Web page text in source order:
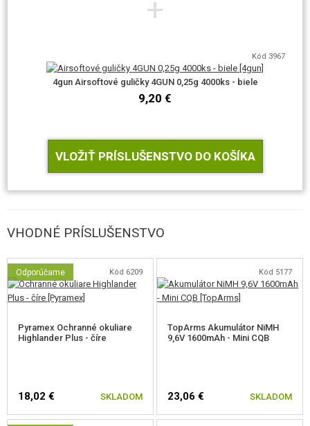
KVALITA
nízkoodporový kabeláž a silný motor.
dlhú vzdialenosť.
JEDINEČNOSŤ
+
Kód 3967
4gun Airsoftové guličky 4GUN 0,25g 4000ks - biele
9,20 €
VLOŽIŤ PRÍSLUŠENSTVO DO KOŠÍKA
VHODNÉ PRÍSLUŠENSTVO
Odporúčame Kód 6209
Pyramex Ochranné okuliare
Highlander Plus - číre
18,02 € SKLADOM
Kód 5177
TopArms Akumulátor NiMH
9,6V 1600mAh - Mini CQB
23,06 € SKLADOM